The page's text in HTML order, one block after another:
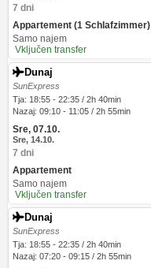
7 dni
Appartement (1 Schlafzimmer)
Samo najem
Vključen transfer
Dunaj
SunExpress
Tja: 18:55 - 22:35 / 2h 40min
Nazaj: 09:10 - 11:05 / 2h 55min
Sre, 07.10.
Sre, 14.10.
7 dni
Appartement
Samo najem
Vključen transfer
Dunaj
SunExpress
Tja: 18:55 - 22:35 / 2h 40min
Nazaj: 07:20 - 09:15 / 2h 55min